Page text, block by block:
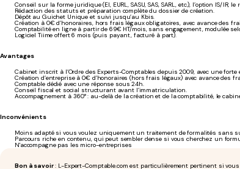
Conseil sur la forme juridique (EI, EURL, SASU, SAS, SARL, etc.), l’option IS/
Rédaction des statuts et préparation complète du dossier de création.
Dépôt au Guichet Unique et suivi jusqu’au Kbis.
Création à 0€ d’honoraires, hors frais légaux obligatoires, avec avance des
Comptabilité en ligne à partir de 69€ HT/mois, sans engagement, modulée
Logiciel Tiime offert 6 mois (puis payant, facturé à part).
Avantages
Cabinet inscrit à l’Ordre des Experts-Comptables depuis 2009, avec une forte
Création d’entreprise à 0€ d’honoraires (hors frais légaux) avec avance des
Comptable dédié avec une réponse sous 24h.
Conseil fiscal et social structurant avant l’immatriculation.
Accompagnement à 360° : au-delà de la création et de la comptabilité, le
Inconvénients
Moins adapté si vous voulez uniquement un traitement de formalités sans
Parcours riche en contenu, qui peut sembler dense si vous cherchez un
N'accompagne pas les micro-entreprises
Bon à savoir: L-Expert-Comptable.com est particulièrement pertinent si vous